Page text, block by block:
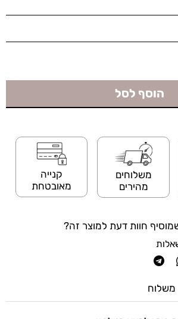
הוסף לסל
משלוחים
מהירים
קנייה
מאובטחת
חוות דעת למוצר זה?
משלוח